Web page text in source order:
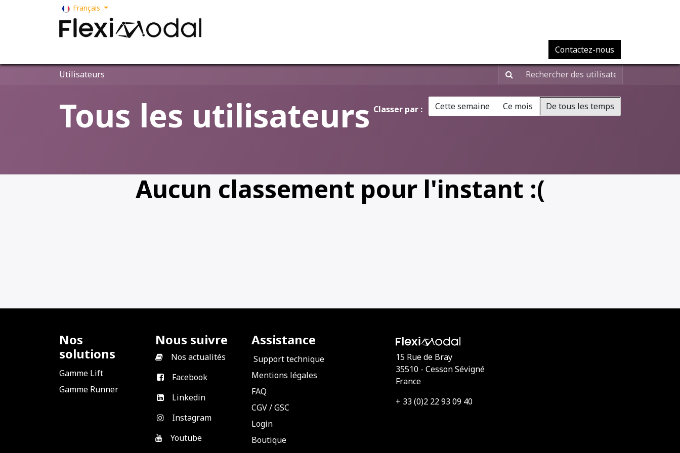
Se rendre au contenuFrançais
Contactez-nous
Utilisateurs
Tous les utilisateurs Classer par : Cette semaine Ce mois De tous les temps
Aucun classement pour l'instant :(
Nos
solutions
Gamme Lift
Gamme Runner
Nous suivre
Nos actualités
Facebook
Linkedin
Instagram
Youtube
Assistance
Support technique
Mentions légales
FAQ
CGV/GSC
Login
Boutique
15 Rue de Bray
35510 - Cesson Sévigné
France
+ 33 (0)2 22 93 09 40